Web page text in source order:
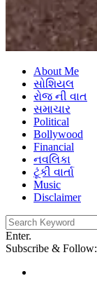
About Me
સોશિયલ
રોજ ની વાત
સમાચાર
Political
Bollywood
Financial
નવલિકા
ટૂંકી વાર્તા
Music
Disclaimer
Enter.
Subscribe & Follow: